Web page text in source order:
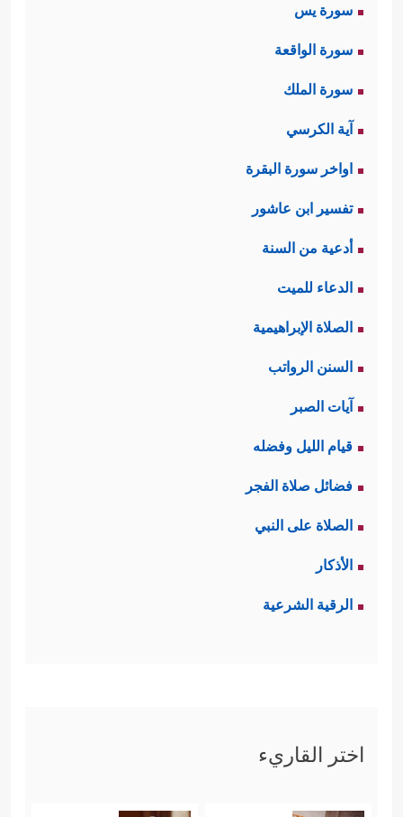
سورة يس
سورة الواقعة
سورة الملك
آية الكرسي
اواخر سورة البقرة
تفسير ابن عاشور
أدعية من السنة
الدعاء للميت
الصلاة الإبراهيمية
السنن الرواتب
آيات الصبر
قيام الليل وفضله
فضائل صلاة الفجر
الصلاة على النبي
الأذكار
الرقية الشرعية
اختر القاريء